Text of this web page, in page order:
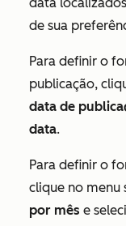
data
de sua
Para definir o
publicação,
data de
data.
Para definir o
clique no menu
por mês e